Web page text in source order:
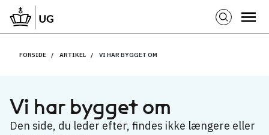
FORSIDE ARTIKEL VI HAR BYGGET OM
Vi har bygget om
Den side, du leder efter, findes ikke længere eller